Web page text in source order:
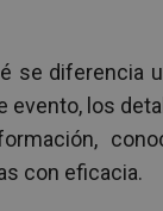
se diferencia
evento, los
con eficacia.